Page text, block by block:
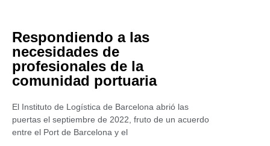
Respondiendo a las
necesidades de
profesionales de la
comunidad portuaria
El Instituto de Logística de Barcelona abrió las
puertas el septiembre de 2022, fruto de un acuerdo
entre el Port de Barcelona y el